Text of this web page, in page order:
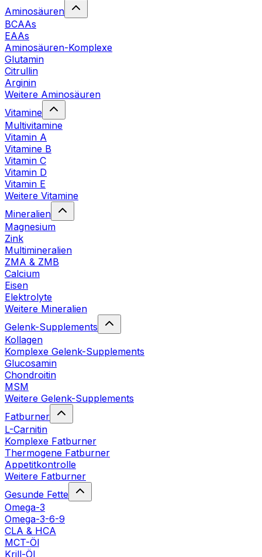
Aminosäuren
BCAAs
EAAs
Aminosäuren-Komplexe
Glutamin
Citrullin
Arginin
Weitere Aminosäuren
Vitamine
Multivitamine
Vitamin A
Vitamine B
Vitamin C
Vitamin D
Vitamin E
Weitere Vitamine
Mineralien
Magnesium
Zink
Multimineralien
ZMA & ZMB
Calcium
Eisen
Elektrolyte
Weitere Mineralien
Gelenk-Supplements
Kollagen
Komplexe Gelenk-Supplements
Glucosamin
Chondroitin
MSM
Weitere Gelenk-Supplements
Fatburner
L-Carnitin
Komplexe Fatburner
Thermogene Fatburner
Appetitkontrolle
Weitere Fatburner
Gesunde Fette
Omega-3
Omega-3-6-9
CLA & HCA
MCT-Öl
Krill-Öl